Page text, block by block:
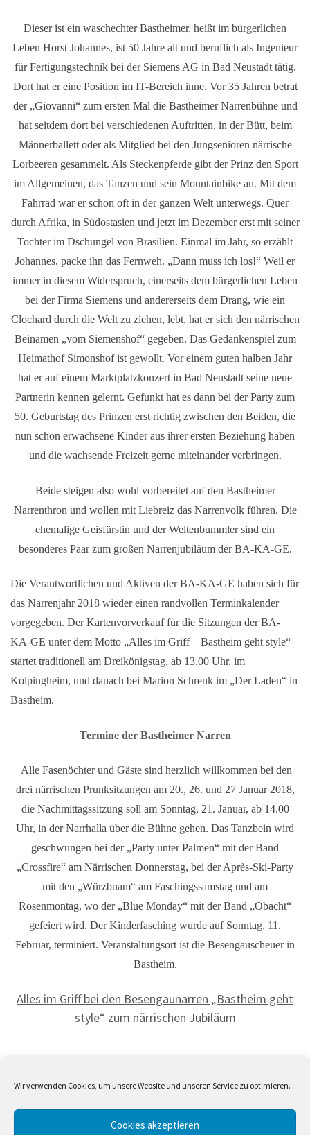
Wir verwenden Cookies, um unsere Website und unseren Service zu optimieren.
Cookies akzeptieren
Dieser ist ein waschechter Bastheimer, heißt im bürgerlichen
Leben Horst Johannes, ist 50 Jahre alt und beruflich als Ingenieur
für Fertigungstechnik bei der Siemens AG in Bad Neustadt tätig.
Dort hat er eine Position im IT-Bereich inne. Vor 35 Jahren betrat
der „Giovanni“ zum ersten Mal die Bastheimer Narrenbühne und
hat seitdem dort bei verschiedenen Auftritten, in der Bütt, beim
Männerballett oder als Mitglied bei den Jungsenioren närrische
Lorbeeren gesammelt. Als Steckenpferde gibt der Prinz den Sport
im Allgemeinen, das Tanzen und sein Mountainbike an. Mit dem
Fahrrad war er schon oft in der ganzen Welt unterwegs. Quer
durch Afrika, in Südostasien und jetzt im Dezember erst mit seiner
Tochter im Dschungel von Brasilien. Einmal im Jahr, so erzählt
Johannes, packe ihn das Fernweh. „Dann muss ich los!“ Weil er
immer in diesem Widerspruch, einerseits dem bürgerlichen Leben
bei der Firma Siemens und andererseits dem Drang, wie ein
Clochard durch die Welt zu ziehen, lebt, hat er sich den närrischen
Beinamen „vom Siemenshof“ gegeben. Das Gedankenspiel zum
Heimathof Simonshof ist gewollt. Vor einem guten halben Jahr
hat er auf einem Marktplatzkonzert in Bad Neustadt seine neue
Partnerin kennen gelernt. Gefunkt hat es dann bei der Party zum
50. Geburtstag des Prinzen erst richtig zwischen den Beiden, die
nun schon erwachsene Kinder aus ihrer ersten Beziehung haben
und die wachsende Freizeit gerne miteinander verbringen.
Beide steigen also wohl vorbereitet auf den Bastheimer
Narrenthron und wollen mit Liebreiz das Narrenvolk führen. Die
ehemalige Geisfürstin und der Weltenbummler sind ein
besonderes Paar zum großen Narrenjubiläum der BA-KA-GE.
Die Verantwortlichen und Aktiven der BA-KA-GE haben sich für
das Narrenjahr 2018 wieder einen randvollen Terminkalender
vorgegeben. Der Kartenvorverkauf für die Sitzungen der BA-
KA-GE unter dem Motto „Alles im Griff – Bastheim geht style“
startet traditionell am Dreikönigstag, ab 13.00 Uhr, im
Kolpingheim, und danach bei Marion Schrenk im „Der Laden“ in
Bastheim.
Termine der Bastheimer Narren
Alle Fasenöchter und Gäste sind herzlich willkommen bei den
drei närrischen Prunksitzungen am 20., 26. und 27 Januar 2018,
die Nachmittagssitzung soll am Sonntag, 21. Januar, ab 14.00
Uhr, in der Narrhalla über die Bühne gehen. Das Tanzbein wird
geschwungen bei der „Party unter Palmen“ mit der Band
„Crossfire“ am Närrischen Donnerstag, bei der Après-Ski-Party
mit den „Würzbuam“ am Faschingssamstag und am
Rosenmontag, wo der „Blue Monday“ mit der Band „Obacht“
gefeiert wird. Der Kinderfasching wurde auf Sonntag, 11.
Februar, terminiert. Veranstaltungsort ist die Besengauscheuer in
Bastheim.
Alles im Griff bei den Besengaunarren „Bastheim geht
style“ zum närrischen Jubiläum